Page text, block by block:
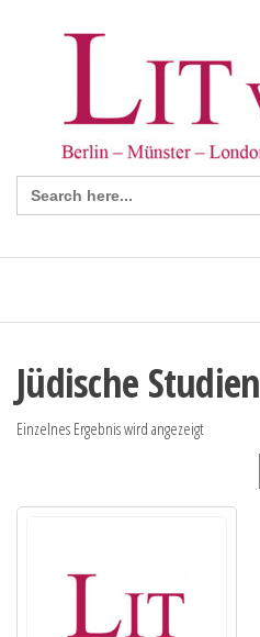
Search
for:
Jüdische Studien
Einzelnes Ergebnis wird angezeigt